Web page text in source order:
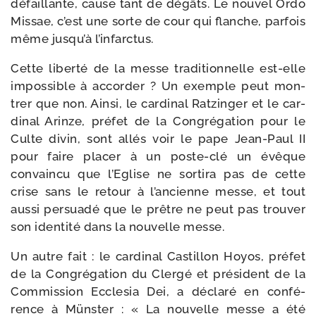
défaillante, cause tant de dégâts. Le nou­vel Ordo
Missae, c’est une sorte de cour qui flanche, par­fois
même jus­qu’à l’infarctus.
Cette liber­té de la messe tra­di­tion­nelle est-​elle
impos­sible à accor­der ? Un exemple peut mon­
trer que non. Ainsi, le car­di­nal Ratzinger et le car­
di­nal Arinze, pré­fet de la Congrégation pour le
Culte divin, sont allés voir le pape Jean-​Paul II
pour faire pla­cer à un poste-​clé un évêque
convain­cu que l’Eglise ne sor­ti­ra pas de cette
crise sans le retour à l’an­cienne messe, et tout
aus­si per­sua­dé que le prêtre ne peut pas trou­ver
son iden­ti­té dans la nou­velle messe.
Un autre fait : le car­di­nal Castillon Hoyos, pré­fet
de la Congrégation du Clergé et pré­sident de la
Commission Ecclesia Dei, a décla­ré en confé­
rence à Münster : « La nou­velle messe a été